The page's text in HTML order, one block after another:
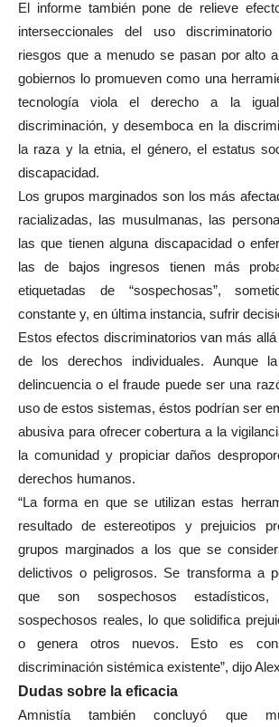
El informe también pone de relieve
interseccionales del uso
riesgos que a menudo se pasan por alto
gobiernos lo promueven como una
tecnología viola el derecho a la
discriminación, y desemboca en la
la raza y la etnia, el género, el estatus
discapacidad.
Los grupos marginados son los más
racializadas, las musulmanas, las
las que tienen alguna discapacidad o
las de bajos ingresos tienen más
etiquetadas de “sospechosas”,
constante y, en última instancia, sufrir
Estos efectos discriminatorios van más
de los derechos individuales. Aunque
delincuencia o el fraude puede ser una
uso de estos sistemas, éstos podrían ser
abusiva para ofrecer cobertura a la
la comunidad y propiciar daños
derechos humanos.
“La forma en que se utilizan estas
resultado de estereotipos y prejuicios
grupos marginados a los que se
delictivos o peligrosos. Se transforma a
que son sospechosos
sospechosos reales, lo que solidifica
o genera otros nuevos. Esto es
discriminación sistémica existente”, dijo
Dudas sobre la eficacia
Amnistía también concluyó que